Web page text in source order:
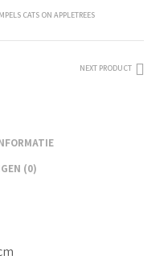
CATS ON APPLETREES
NEXT PRODUCT
(0)